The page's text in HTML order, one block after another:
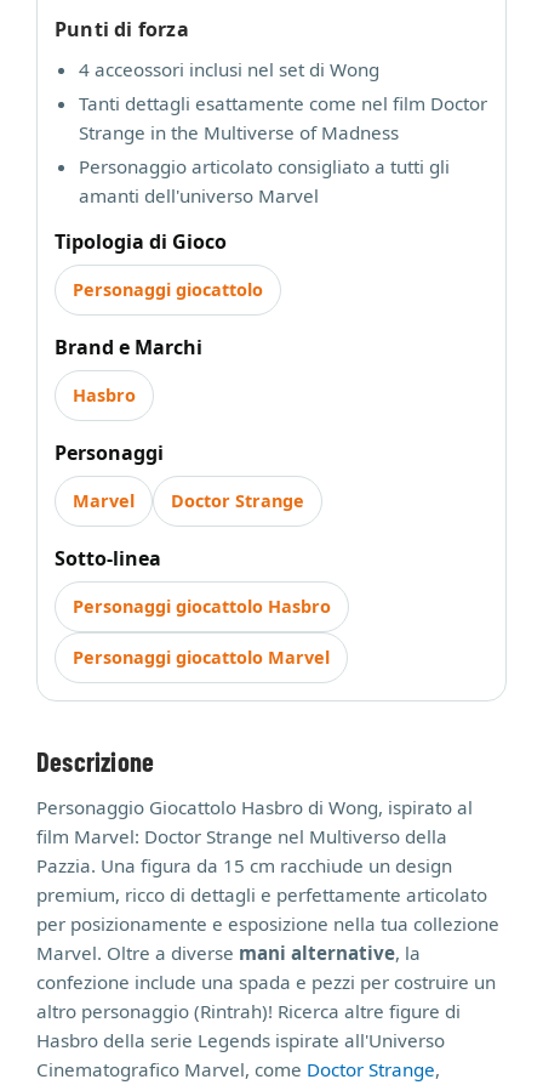
Punti di forza
4 acceossori inclusi nel set di Wong
Tanti dettagli esattamente come nel film Doctor
Strange in the Multiverse of Madness
Personaggio articolato consigliato a tutti gli
amanti dell'universo Marvel
Tipologia di Gioco
Personaggi giocattolo
Brand e Marchi
Hasbro
Personaggi
Marvel Doctor Strange
Sotto-linea
Personaggi giocattolo Hasbro
Personaggi giocattolo Marvel
Descrizione
Personaggio Giocattolo Hasbro di Wong, ispirato al
film Marvel: Doctor Strange nel Multiverso della
Pazzia. Una figura da 15 cm racchiude un design
premium, ricco di dettagli e perfettamente articolato
per posizionamente e esposizione nella tua collezione
Marvel. Oltre a diverse mani alternative, la
confezione include una spada e pezzi per costruire un
altro personaggio (Rintrah)! Ricerca altre figure di
Hasbro della serie Legends ispirate all'Universo
Cinematografico Marvel, come Doctor Strange,